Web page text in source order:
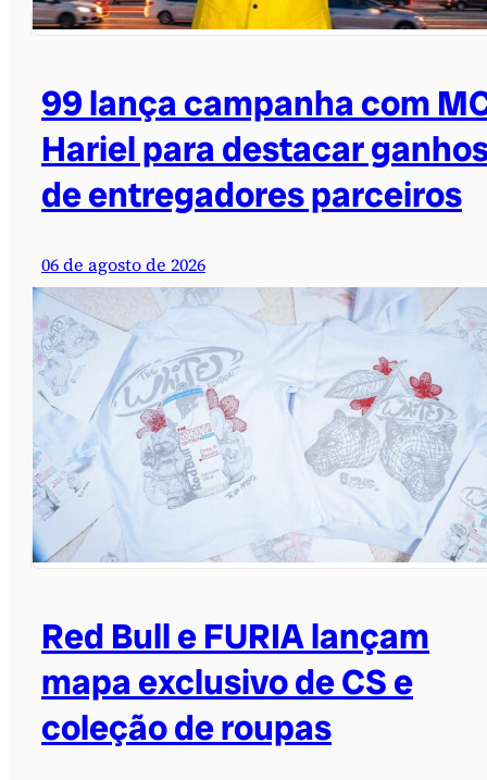
99 lança campanha com
Hariel para destacar
de entregadores parceiros
06 de agosto de 2026
Red Bull e FURIA lançam
mapa exclusivo de CS e
coleção de roupas